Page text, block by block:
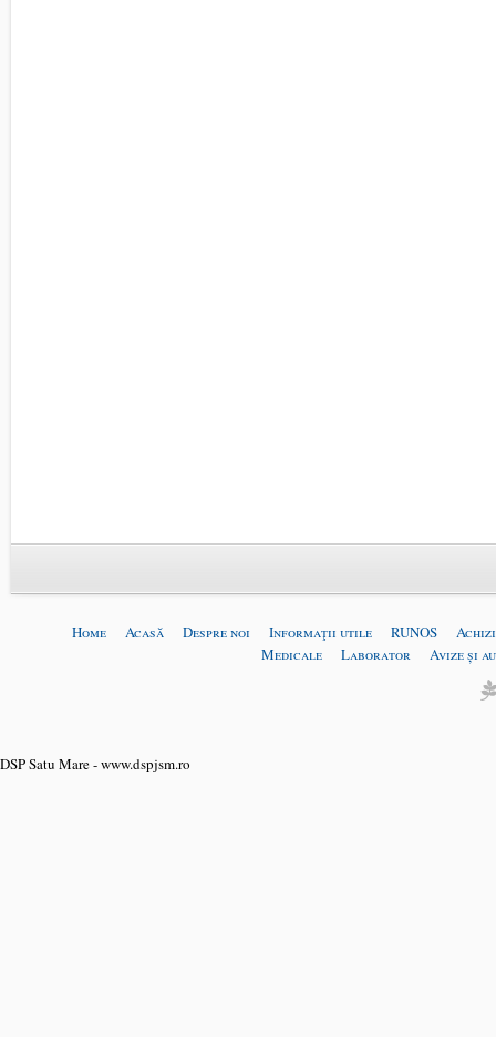
Home Acasă Despre noi Informaţii utile RUNOS
Medicale
Laborator Avize și
DSP Satu Mare - www.dspjsm.ro